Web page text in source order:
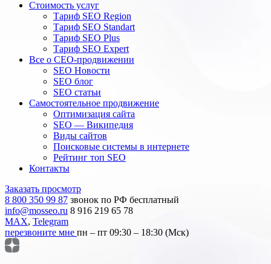
Стоимость услуг
Тариф SEO Region
Тариф SEO Standart
Тариф SEO Plus
Тариф SEO Expert
Все о СЕО-продвижении
SEO Новости
SEO блог
SEO статьи
Самостоятельное продвижение
Оптимизация сайта
SEO — Википедия
Виды сайтов
Поисковые системы в интернете
Рейтинг топ SEO
Контакты
Заказать просмотр
8 800 350 99 87 звонок по РФ бесплатный
info@mosseo.ru 8 916 219 65 78
MAX, Telegram
перезвоните мне пн – пт 09:30 – 18:30 (Мск)